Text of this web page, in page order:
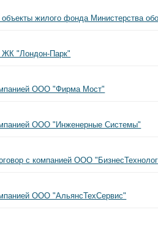
объекты жилого фонда Министерства
ЖК "Лондон-Парк"
ООО "Фирма Мост"
ООО "Инженерные Системы"
с компанией ООО
ООО "АльянсТехСервис"